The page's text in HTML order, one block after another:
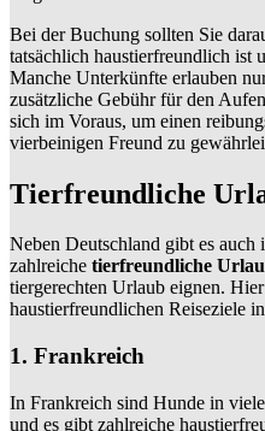
Bei der Buchung sollten Sie
tatsächlich haustierfreundlich ist
Manche Unterkünfte erlauben
zusätzliche Gebühr für den
sich im Voraus, um einen
vierbeinigen Freund zu
Tierfreundliche
Neben Deutschland gibt es auch
zahlreiche tierfreundliche
tiergerechten Urlaub eignen.
haustierfreundlichen Reiseziele
1. Frankreich
In Frankreich sind Hunde in
und es gibt zahlreiche